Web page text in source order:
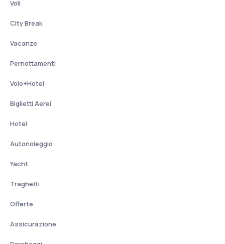
Voli
City Break
Vacanze
Pernottamenti
Volo+Hotel
Biglietti Aerei
Hotel
Autonoleggio
Yacht
Traghetti
Offerte
Assicurazione